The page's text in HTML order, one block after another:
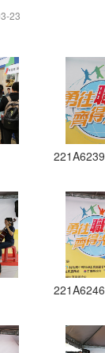
23
221A6239
221A6246